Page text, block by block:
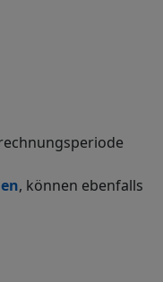
, können ebenfalls